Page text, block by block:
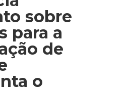
sobre
para a
de
o